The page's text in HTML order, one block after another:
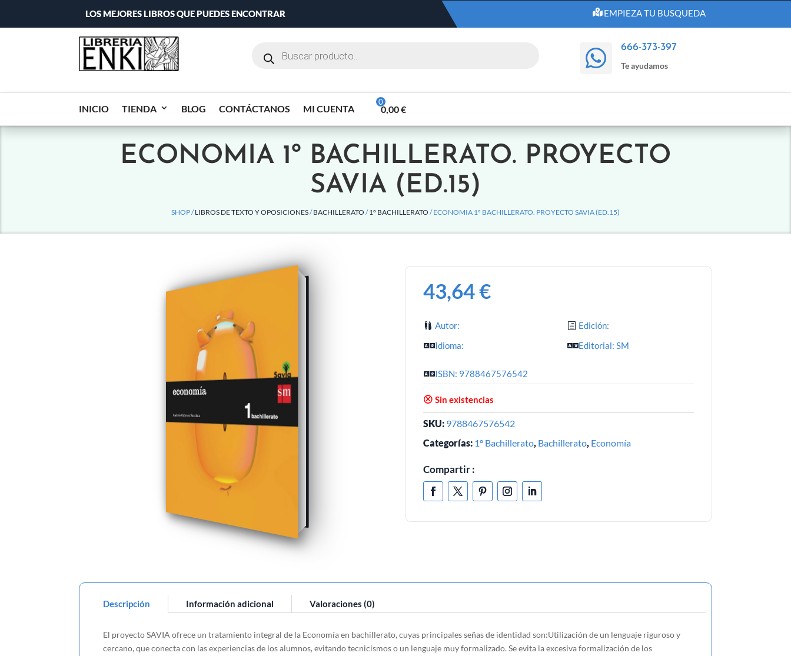
LOS MEJORES LIBROS QUE PUEDES ENCONTRAR EMPIEZA TU BUSQUEDA
 666-373-397
Te ayudamos
INICIO TIENDA BLOG CONTÁCTANOS MI CUENTA 0,00€
ECONOMIA 1º BACHILLERATO. PROYECTO
SAVIA (ED.15)
SHOP /LIBROS DE TEXTO Y OPOSICIONES/BACHILLERATO /1º BACHILLERATO / ECONOMIA 1º BACHILLERATO. PROYECTO SAVIA (ED.15)
43,64€
Autor:
Edición:
Idioma:
ISBN: 9788467576542
Editorial: SM
Sin existencias
SKU: 9788467576542
Categorías: 1º Bachillerato, Bachillerato, Economía
Compartir :
Descripción Información adicional Valoraciones (0)
El proyecto SAVIA ofrece un tratamiento integral de la Economía en bachillerato, cuyas principales señas de identidad son:Utilización de un lenguaje riguroso y
cercano, que conecta con las experiencias de los alumnos, evitando tecnicismos o un lenguaje muy formalizado. Se evita la excesiva formalización de los